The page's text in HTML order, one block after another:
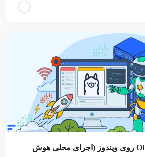
آموزش نصب Ollama روی ویندوز (اجرای محلی هوش